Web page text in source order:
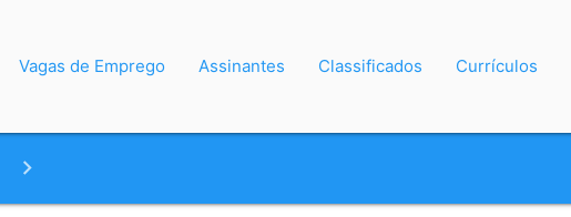
Vagas de Emprego Assinantes Classificados Currículos